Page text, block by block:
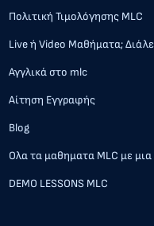
Πολιτική Τιμολόγησης MLC
Live ή Video Μαθήματα;
Αγγλικά στο mlc
Αίτηση Εγγραφής
Blog
Ολα τα μαθηματα MLC με μια
DEMO LESSONS MLC